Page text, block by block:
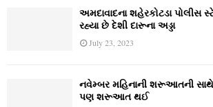
અમદાવાદના શહેરકોટડા પોલીસ
રહ્યા છે દેશી દારૂના અડ્ડા
July 23, 2023
નવેમ્‍બર મહિનાની શરૂઆતની
પણ શરૂઆત થઈ